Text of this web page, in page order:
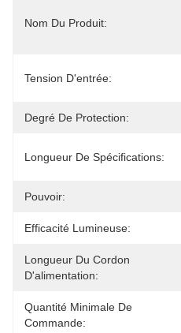
Nom Du Produit:
Tension D'entrée:
Degré De Protection:
Longueur De Spécifications:
Pouvoir:
Efficacité Lumineuse:
Longueur Du Cordon
D'alimentation:
Quantité Minimale De
Commande: